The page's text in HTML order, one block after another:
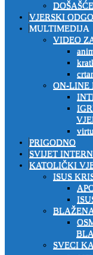
VJERSKI
MULTIMEDIJA
VIDEO
ON-LINE
PRIGODNO
SVIJET
KATOLIČKI
ISUS
SVECI